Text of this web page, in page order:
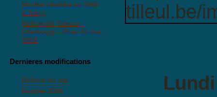
Morihei Ueshiba en 1960
à Tokyo
Nobuyoshi Tamura -
Cherbourg - 29 au 31 mai
2008
Dernieres modifications
Refonte du site
Reprise 2026